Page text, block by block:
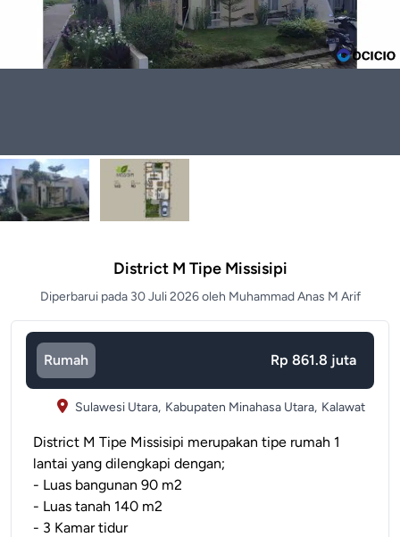
District M Tipe Missisipi
Diperbarui pada 30 Juli 2026 oleh Muhammad Anas M Arif
Rumah Rp 861.8 juta
Sulawesi Utara, Kabupaten Minahasa Utara, Kalawat
District M Tipe Missisipi merupakan tipe rumah 1
lantai yang dilengkapi dengan;
- Luas bangunan 90 m2
- Luas tanah 140 m2
- 3 Kamar tidur